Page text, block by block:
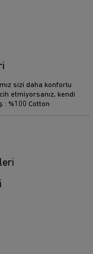
sizi daha konforlu
etmiyorsanız, kendi
: %100 Cotton